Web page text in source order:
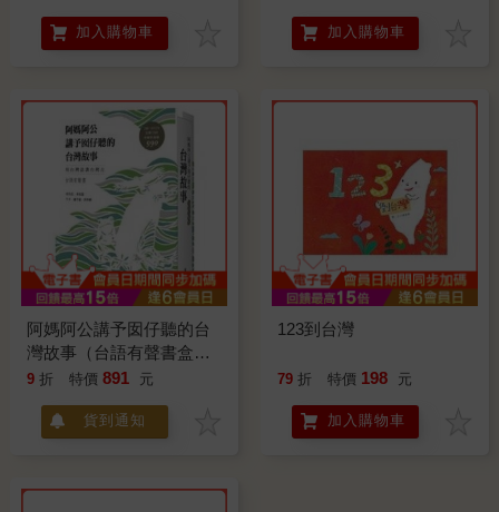
加入購物車 加入購物車
阿媽阿公講予囡仔聽的台
灣故事（台語有聲書盒裝
版）
9 折 特價 891 元
貨到通知
123到台灣
79 折 特價 198 元
加入購物車